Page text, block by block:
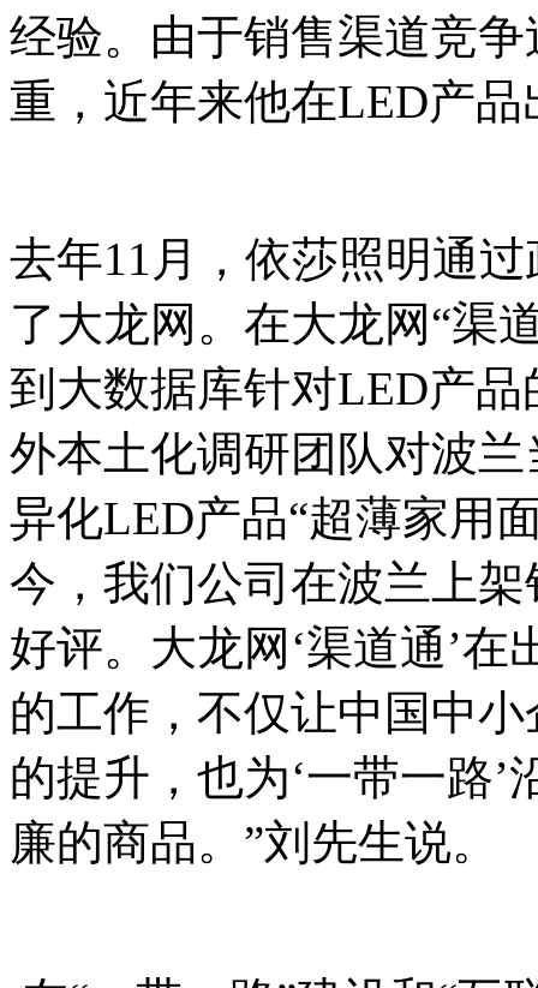
经验。由于销售渠道竞
重，近年来他在LED产
去年11月，依莎照明通
了大龙网。在大龙网“渠
到大数据库针对LED产
外本土化调研团队对波
异化LED产品“超薄家用
今，我们公司在波兰上
好评。大龙网‘渠道通’
的工作，不仅让中国中
的提升，也为‘一带一路
廉的商品。”刘先生说。